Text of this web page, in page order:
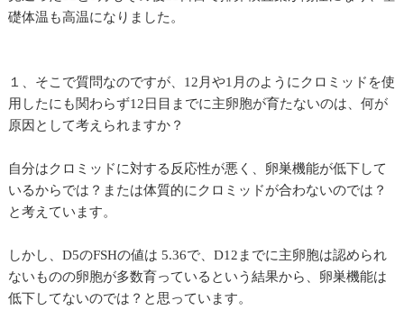
礎体温も高温になりました。
１、そこで質問なのですが、12月や1月のようにクロミッドを使
用したにも関わらず12日目までに主卵胞が育たないのは、何が
原因として考えられますか？
自分はクロミッドに対する反応性が悪く、卵巣機能が低下して
いるからでは？または体質的にクロミッドが合わないのでは？
と考えています。
しかし、D5のFSHの値は 5.36で、D12までに主卵胞は認められ
ないものの卵胞が多数育っているという結果から、卵巣機能は
低下してないのでは？と思っています。